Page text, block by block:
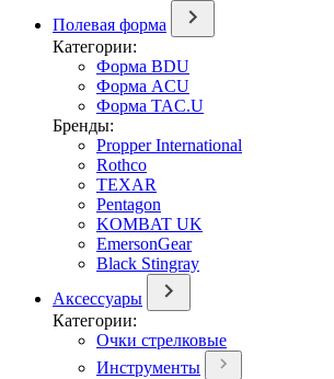
Полевая форма
Категории:
Форма BDU
Форма ACU
Форма TAC.U
Бренды:
Propper International
Rothco
TEXAR
Pentagon
KOMBAT UK
EmersonGear
Black Stingray
Аксессуары
Категории:
Очки стрелковые
Инструменты